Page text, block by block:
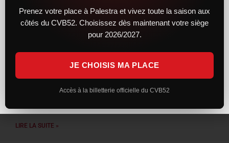
Une résistance courageuse, mais
Face au leader montpelliérain, le CVB52 a livré une prestation
sérieuse et engagée. Solides dès l’entame, les Chaumontais ont
su concrétiser leur bon début de match en remportant le
LIRE LA SUITE »
Prenez votre place à Palestra et vivez toute la saison aux
côtés du CVB52. Choisissez dès maintenant votre siège
pour 2026/2027.
JE CHOISIS MA PLACE
Accès à la billetterie officielle du CVB52